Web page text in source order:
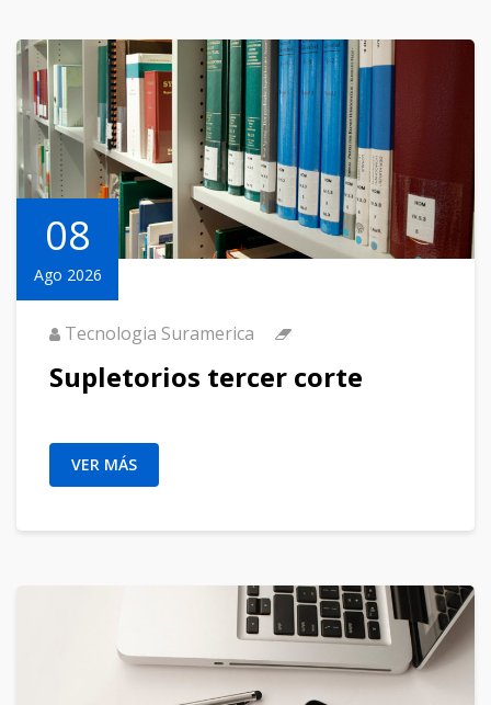
08
Ago 2026
Tecnologia Suramerica
Supletorios tercer corte
VER MÁS